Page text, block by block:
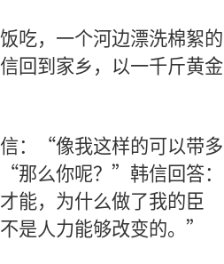
吃，一个河边漂洗棉絮的
回到家乡，以一千斤黄金
：“像我这样的可以带多
么你呢？”韩信回答：
能，为什么做了我的臣
是人力能够改变的。”